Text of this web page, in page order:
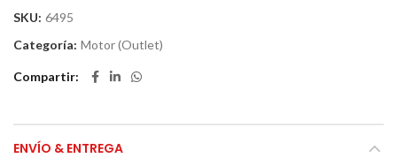
SKU: 6495
Categoría: Motor (Outlet)
Compartir
ENVÍO & ENTREGA